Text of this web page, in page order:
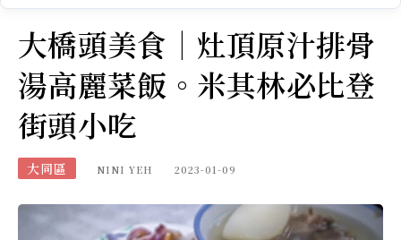
大橋頭美食｜灶頂原汁排骨
湯高麗菜飯。米其林必比登
街頭小吃
大同區 NINI YEH 2023-01-09